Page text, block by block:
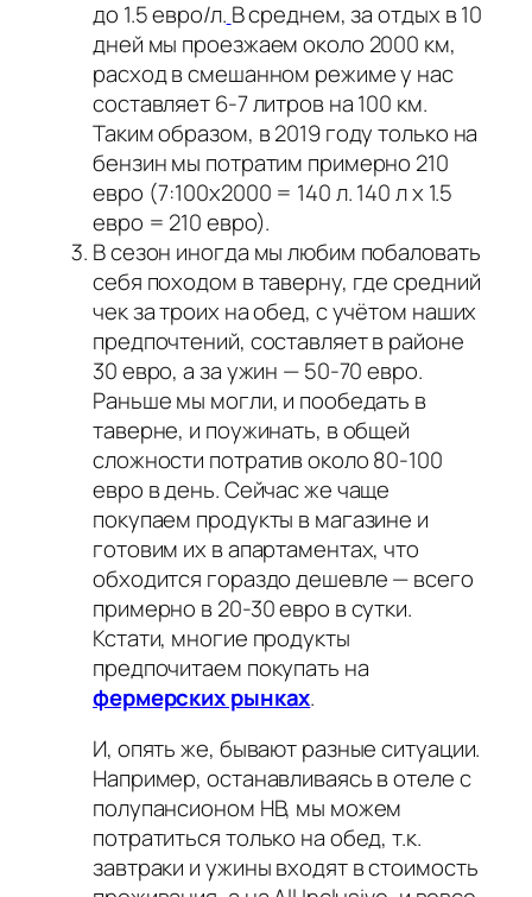
до 1.5 евро/л. В среднем, за отдых в 10
дней мы проезжаем около 2000 км,
расход в смешанном режиме у нас
составляет 6-7 литров на 100 км.
Таким образом, в 2019 году только на
бензин мы потратим примерно 210
евро (7:100х2000 = 140 л. 140 л х 1.5
евро = 210 евро).
В сезон иногда мы любим побаловать
себя походом в таверну, где средний
чек за троих на обед, с учётом наших
предпочтений, составляет в районе
30 евро, а за ужин — 50-70 евро.
Раньше мы могли, и пообедать в
таверне, и поужинать, в общей
сложности потратив около 80-100
евро в день. Сейчас же чаще
покупаем продукты в магазине и
готовим их в апартаментах, что
обходится гораздо дешевле — всего
примерно в 20-30 евро в сутки.
Кстати, многие продукты
предпочитаем покупать на
фермерских рынках.
И, опять же, бывают разные ситуации.
Например, останавливаясь в отеле с
полупансионом HB, мы можем
потратиться только на обед, т.к.
завтраки и ужины входят в стоимость